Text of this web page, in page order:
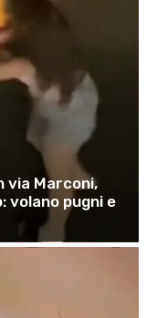
via Marconi,
volano pugni e